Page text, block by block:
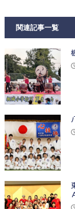
関連記事一覧